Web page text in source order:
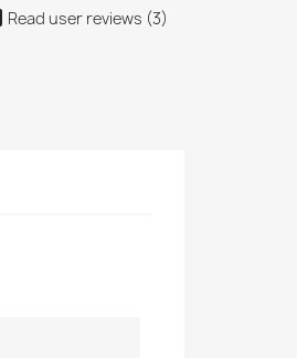
Read user reviews (3)